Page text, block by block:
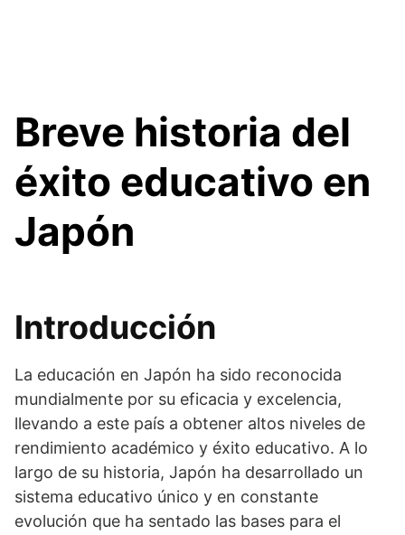
Breve historia del
éxito educativo en
Japón
Introducción
La educación en Japón ha sido reconocida
mundialmente por su eficacia y excelencia,
llevando a este país a obtener altos niveles de
rendimiento académico y éxito educativo. A lo
largo de su historia, Japón ha desarrollado un
sistema educativo único y en constante
evolución que ha sentado las bases para el